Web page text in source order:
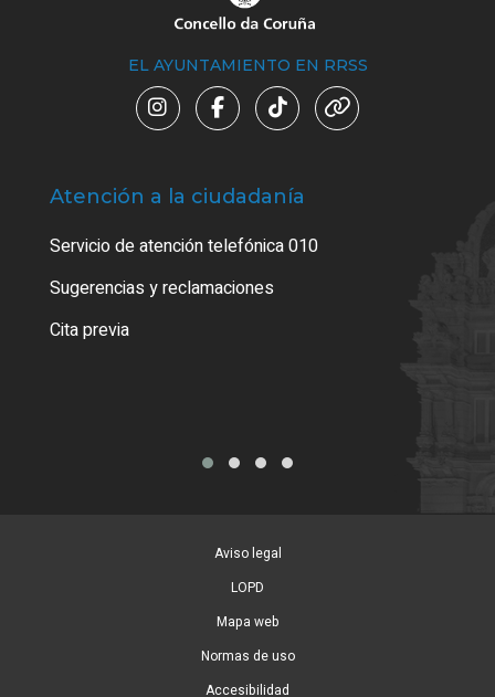
EL AYUNTAMIENTO EN RRSS
Atención a la ciudadanía
Servicio de atención telefónica 010
Sugerencias y reclamaciones
Cita previa
Aviso legal
LOPD
Mapa web
Normas de uso
Accesibilidad